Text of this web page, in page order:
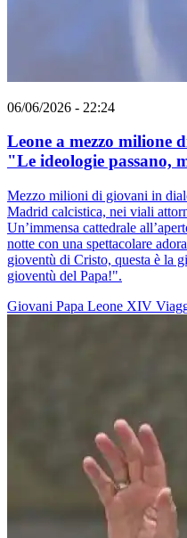
06/06/2026 - 22:24
Leone a mezzo milione
"Le ideologie passano,
Mezzo milioni di giovani in
Madrid calcistica, nei viali
Un’immensa cattedrale
notte con una spettacolare
gioventù di Cristo, questa è la
gioventù del Papa!".
Giovani Papa Leone XIV